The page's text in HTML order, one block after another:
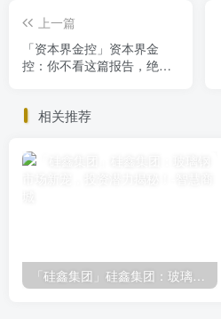
上一篇
「资本界金控」资本界金
控：你不看这篇报告，绝对
相关推荐
「硅鑫集团」硅鑫集团：玻璃钢市场新宠，投资潜力揭秘！